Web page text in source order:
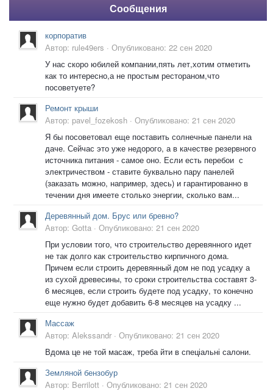
Сообщения
корпоратив
Автор: rule49ers · Опубликовано: 22 сен 2020
У нас скоро юбилей компании,пять лет,хотим отметить
как то интересно,а не простым рестораном,что
посоветуете?
Ремонт крыши
Автор: pavel_fozekosh · Опубликовано: 21 сен 2020
Я бы посоветовал еще поставить солнечные панели на
даче. Сейчас это уже недорого, а в качестве резервного
источника питания - самое оно. Если есть перебои с
электричеством - ставите буквально пару панелей
(заказать можно, например, здесь) и гарантированно в
течении дня имеете столько энергии, сколько вам...
Деревянный дом. Брус или бревно?
Автор: Gotta · Опубликовано: 21 сен 2020
При условии того, что строительство деревянного идет
не так долго как строительство кирпичного дома.
Причем если строить деревянный дом не под усадку а
из сухой древесины, то сроки строительства составят 3-
6 месяцев, если строить будете под усадку, то конечно
еще нужно будет добавить 6-8 месяцев на усадку ...
Массаж
Автор: Alekssandr · Опубликовано: 21 сен 2020
Вдома це не той масаж, треба йти в спеціальні салони.
Земляной бензобур
Автор: Berrilott · Опубликовано: 21 сен 2020